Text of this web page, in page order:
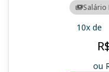
Salário
10x de
ou